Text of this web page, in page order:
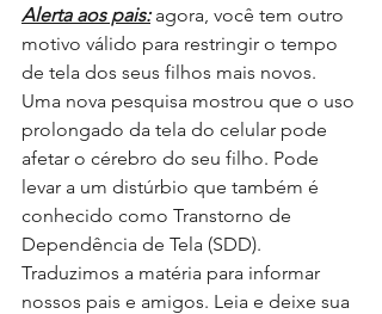
Alerta aos pais: agora, você tem outro
motivo válido para restringir o tempo
de tela dos seus filhos mais novos.
Uma nova pesquisa mostrou que o uso
prolongado da tela do celular pode
afetar o cérebro do seu filho. Pode
levar a um distúrbio que também é
conhecido como Transtorno de
Dependência de Tela (SDD).
Traduzimos a matéria para informar
nossos pais e amigos. Leia e deixe sua